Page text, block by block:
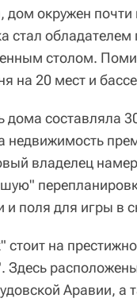
дом окружен
стал обладателем
столом.
на 20 мест и
дома составляла
недвижимость
владелец
и поля для игры в
стоит на
Здесь
Аравии, а